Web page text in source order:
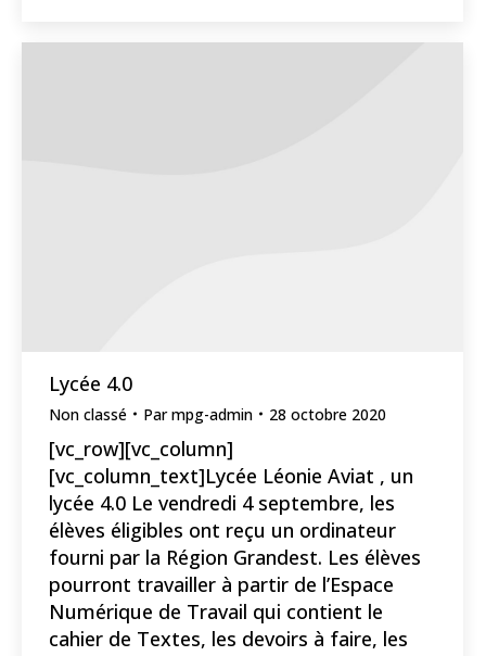
Lycée 4.0
Non classé Parmpg-admin 28 octobre 2020
[vc_row][vc_column]
[vc_column_text]Lycée Léonie Aviat , un
lycée 4.0 Le vendredi 4 septembre, les
élèves éligibles ont reçu un ordinateur
fourni par la Région Grandest. Les élèves
pourront travailler à partir de l’Espace
Numérique de Travail qui contient le
cahier de Textes, les devoirs à faire, les